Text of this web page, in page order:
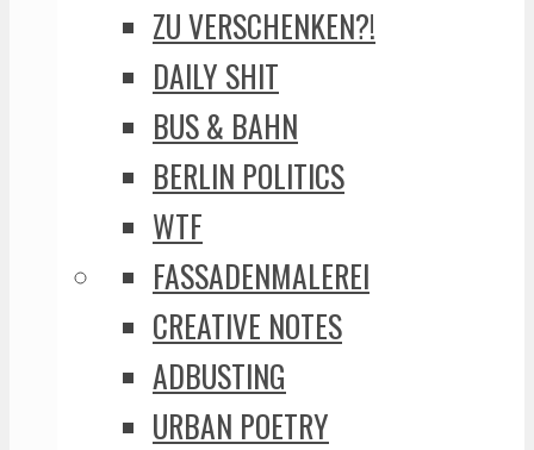
ZU VERSCHENKEN?!
DAILY SHIT
BUS & BAHN
BERLIN POLITICS
WTF
FASSADENMALEREI
CREATIVE NOTES
ADBUSTING
URBAN POETRY